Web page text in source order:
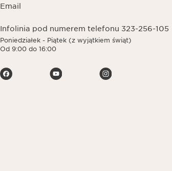
Email
Infolinia pod numerem telefonu 323-256-105
Poniedziałek - Piątek (z wyjątkiem świąt)
Od 9:00 do 16:00